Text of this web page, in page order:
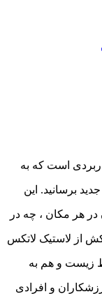
است که به
برسانید. این
هر مکان ، چه در
از لاستیک لاتکس
زیست و هم به
و افرادی